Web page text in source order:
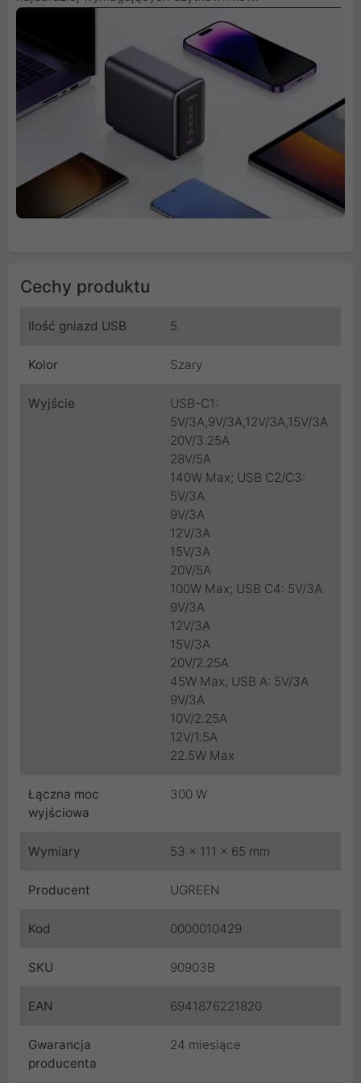
Cechy produktu
Ilość gniazd USB 5
Kolor Szary
Wyjście
USB-C1:
5V/3A,9V/3A,12V/3A,15V/3A
20V/3.25A
28V/5A
140W Max; USB C2/C3:
5V/3A
9V/3A
12V/3A
15V/3A
20V/5A
100W Max; USB C4: 5V/3A
9V/3A
12V/3A
15V/3A
20V/2.25A
45W Max; USB A: 5V/3A
9V/3A
10V/2.25A
12V/1.5A
22.5W Max
Łączna moc
wyjściowa
300 W
Wymiary 53 x 111 x 65 mm
Producent UGREEN
Kod 0000010429
SKU 90903B
EAN 6941876221820
Gwarancja
producenta
24 miesiące